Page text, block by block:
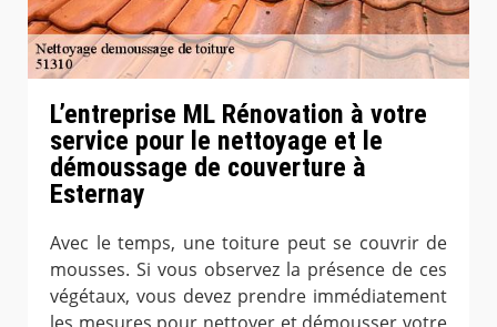
L’entreprise ML Rénovation à votre
service pour le nettoyage et le
démoussage de couverture à
Esternay
Avec le temps, une toiture peut se couvrir de
mousses. Si vous observez la présence de ces
végétaux, vous devez prendre immédiatement